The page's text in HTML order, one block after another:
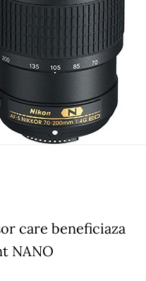
care beneficiaza
NANO